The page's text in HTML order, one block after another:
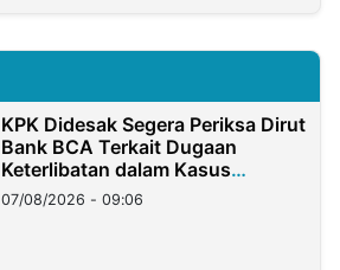
KPK Didesak Segera Periksa Dirut
Bank BCA Terkait Dugaan
Keterlibatan dalam Kasus
Hilangnya Dana Nasabah Rp2,58
Miliar
07/08/2026 - 09:06